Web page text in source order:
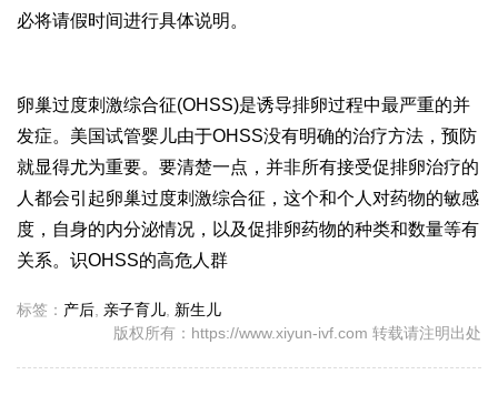
必将请假时间进行具体说明。
卵巢过度刺激综合征(OHSS)是诱导排卵过程中最严重的并
发症。美国试管婴儿由于OHSS没有明确的治疗方法，预防
就显得尤为重要。要清楚一点，并非所有接受促排卵治疗的
人都会引起卵巢过度刺激综合征，这个和个人对药物的敏感
度，自身的内分泌情况，以及促排卵药物的种类和数量等有
关系。识OHSS的高危人群
标签： 产后 亲子育儿 新生儿
版权所有：https://www.xiyun-ivf.com 转载请注明出处